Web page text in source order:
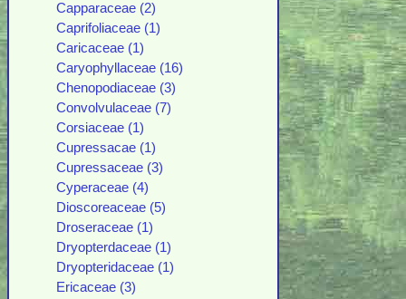
Capparaceae (2)
Caprifoliaceae (1)
Caricaceae (1)
Caryophyllaceae (16)
Chenopodiaceae (3)
Convolvulaceae (7)
Corsiaceae (1)
Cupressacae (1)
Cupressaceae (3)
Cyperaceae (4)
Dioscoreaceae (5)
Droseraceae (1)
Dryopterdaceae (1)
Dryopteridaceae (1)
Ericaceae (3)